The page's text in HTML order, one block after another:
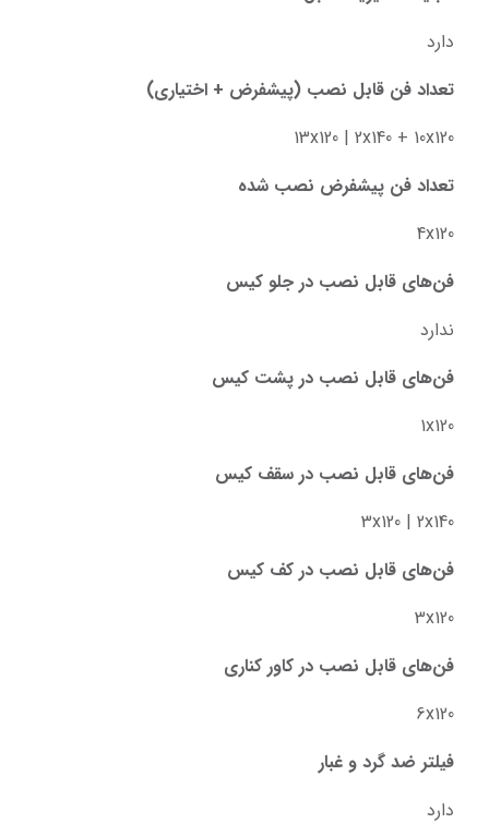
دارد
تعداد فن قابل نصب (پیشفرض + اختیاری)
13x120 | 2x140 + 10x120
تعداد فن پیشفرض نصب شده
4x120
فن‌های قابل نصب در جلو کیس
ندارد
فن‌های قابل نصب در پشت کیس
1x120
فن‌های قابل نصب در سقف کیس
3x120 | 2x140
فن‌های قابل نصب در کف کیس
3x120
فن‌های قابل نصب در کاور کناری
6x120
فیلتر ضد گرد و غبار
دارد